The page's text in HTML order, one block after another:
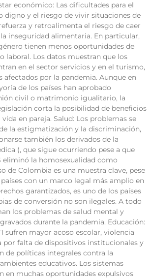
económico: Las dificultades para el
digno y el riesgo de vivir situaciones de
y retroalimenta el riesgo de caer
inseguridad alimentaria. En particular,
tienen menos oportunidades de
laboral. Los datos muestran que los
en el sector servicios y en el turismo,
afectados por la pandemia. Aunque en
de los países han aprobado
civil o matrimonio igualitario, la
corta la posibilidad de beneficios
en pareja. Salud: Los problemas se
la estigmatización y la discriminación,
también los derivados de la
(, que sigue ocurriendo pese a que
eliminó la homosexualidad como
de Colombia es una muestra clave, pese
países con un marco legal más amplio en
garantizados, es uno de los países
de conversión no son ilegales. A todo
los problemas de salud mental y
durante la pandemia. Educación:
sufren mayor acoso escolar, violencia
por falta de dispositivos institucionales y
de políticas integrales contra la
educativos. Los sistemas
en muchas oportunidades expulsivos